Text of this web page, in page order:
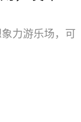
力游乐场，可